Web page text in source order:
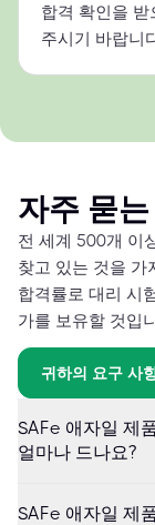
합격 확인을
주시기 바랍니
자주 묻
전 세계 500개 이
찾고 있는 것을 가
합격률로 대리 시
가를 보유할 것입
귀하의 요구 사
SAFe 애자일 제
얼마나 드나요?
SAFe 애자일 제